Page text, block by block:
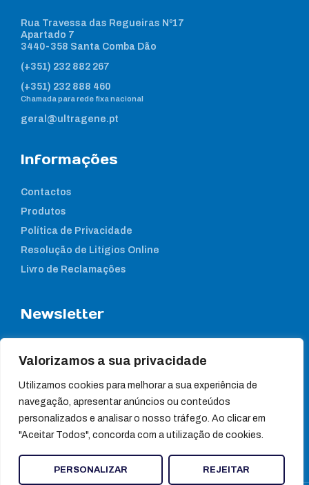
Valorizamos a sua privacidade
Utilizamos cookies para melhorar a sua experiência de
navegação, apresentar anúncios ou conteúdos
personalizados e analisar o nosso tráfego. Ao clicar em
"Aceitar Todos", concorda com a utilização de cookies.
PERSONALIZAR REJEITAR
Rua Travessa das Regueiras Nº17
Apartado 7
3440-358 Santa Comba Dão
(+351) 232 882 267
(+351) 232 888 460
Chamada para rede fixa nacional
geral@ultragene.pt
Informações
Contactos
Produtos
Política de Privacidade
Resolução de Litígios Online
Livro de Reclamações
Newsletter
notícias